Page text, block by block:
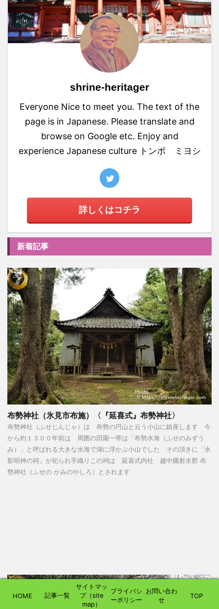
shrine-heritager
Everyone Nice to meet you. The text of the
page is in Japanese. Please translate and
browse on Google etc. Enjoy and
experience Japanese culture トンボ ミヨシ
詳しくはコチラ
新着記事
布勢神社（氷見市布施）〈『延喜式』布勢神社〉
布勢神社（ふせじんじゃ）は 布勢の円山と云う小山に鎮座します 今
から約１３００年前は 周囲の田園一帯は「布勢水海（ふせのみずう
み）」と呼ばれる大きな水海で湖に浮かぶ小山でした その頂きに「水
影明神の祠」が祀られ手織りこの祠は 延喜式内社 越中國射水郡 布
勢神社（ふせの かみのやしろ）とされます
HOME 記事一覧
サイトマッ
プ（site
map）
プライバシ
ーポリシー
お問い合わ
せ
TOP